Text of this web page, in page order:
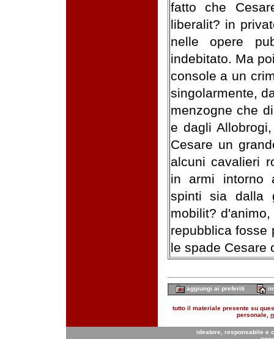
fatto che
liberalit? in
nelle opere
indebitato. Ma
console a un
singolarmente,
menzogne che
e dagli
Cesare un
alcuni cavalieri
in armi intorno
spinti sia dalla
mobilit?
repubblica fosse
le spade Cesare
aggiungi ai preferiti
tutto il materiale presente su
personale,
ideatore, responsabile e